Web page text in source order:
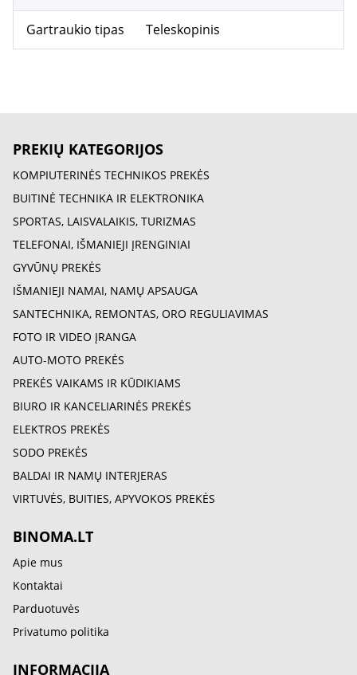
Gartraukio tipas Teleskopinis
PREKIŲ KATEGORIJOS
KOMPIUTERINĖS TECHNIKOS PREKĖS
BUITINĖ TECHNIKA IR ELEKTRONIKA
SPORTAS, LAISVALAIKIS, TURIZMAS
TELEFONAI, IŠMANIEJI ĮRENGINIAI
GYVŪNŲ PREKĖS
IŠMANIEJI NAMAI, NAMŲ APSAUGA
SANTECHNIKA, REMONTAS, ORO REGULIAVIMAS
FOTO IR VIDEO ĮRANGA
AUTO-MOTO PREKĖS
PREKĖS VAIKAMS IR KŪDIKIAMS
BIURO IR KANCELIARINĖS PREKĖS
ELEKTROS PREKĖS
SODO PREKĖS
BALDAI IR NAMŲ INTERJERAS
VIRTUVĖS, BUITIES, APYVOKOS PREKĖS
BINOMA.LT
Apie mus
Kontaktai
Parduotuvės
Privatumo politika
INFORMACIJA